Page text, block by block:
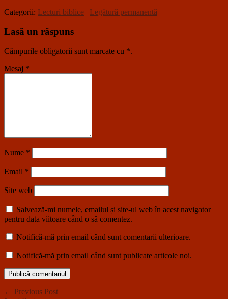
Categorii: Lecturi biblice | Legătură permanentă
Lasă un răspuns
Câmpurile obligatorii sunt marcate cu *.
Mesaj *
Nume *
Email *
Site web
Salvează-mi numele, emailul și site-ul web în acest navigator
pentru data viitoare când o să comentez.
Notifică-mă prin email când sunt comentarii ulterioare.
Notifică-mă prin email când sunt publicate articole noi.
← Previous Post